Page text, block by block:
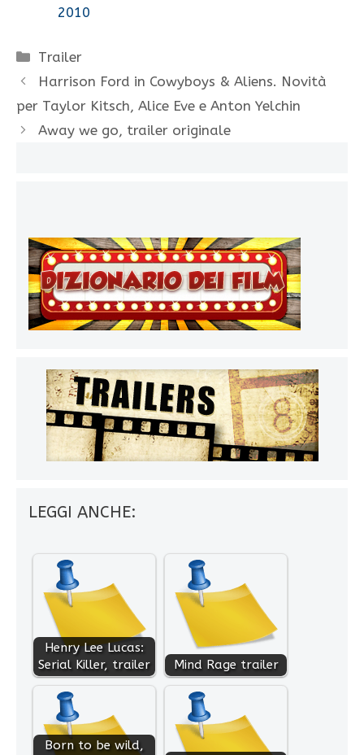
2010
Categorie
Trailer
Harrison Ford in Cowyboys & Aliens. Novità
per Taylor Kitsch, Alice Eve e Anton Yelchin
Away we go, trailer originale
LEGGI ANCHE:
Henry Lee Lucas:
Serial Killer, trailer
Mind Rage trailer
Born to be wild,